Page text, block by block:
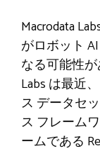
Macrodata
がロボット
なる可能性
Labs は最近
ス データセ
ス フレーム
ームである